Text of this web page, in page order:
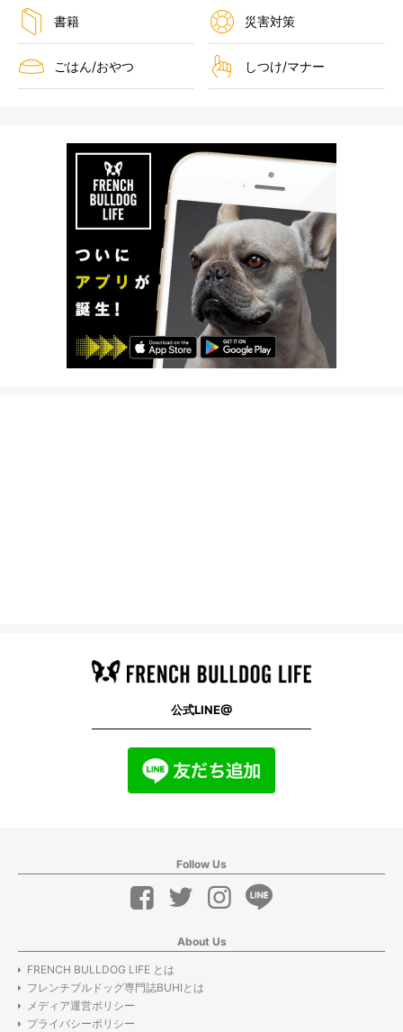
書籍 災害対策
ごはん/おやつ しつけ/マナー
公式LINE@
Follow Us
About Us
FRENCH BULLDOG LIFE とは
フレンチブルドッグ専門誌BUHIとは
メディア運営ポリシー
プライバシーポリシー